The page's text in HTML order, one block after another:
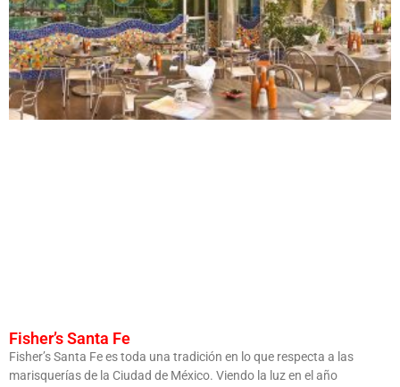
Fisher’s Santa Fe
Fisher’s Santa Fe es toda una tradición en lo que respecta a las
marisquerías de la Ciudad de México. Viendo la luz en el año